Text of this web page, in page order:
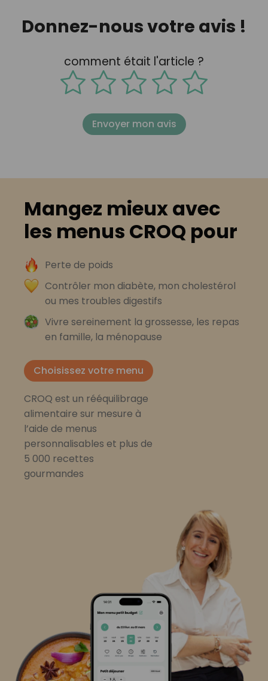
Donnez-nous votre avis !
comment était l'article ?
Envoyer mon avis
Mangez mieux avec
les menus CROQ pour
Perte de poids
Contrôler mon diabète, mon cholestérol
ou mes troubles digestifs
Vivre sereinement la grossesse, les repas
en famille, la ménopause
Choisissez votre menu
CROQ est un rééquilibrage
alimentaire sur mesure à
l’aide de menus
personnalisables et plus de
5 000 recettes
gourmandes